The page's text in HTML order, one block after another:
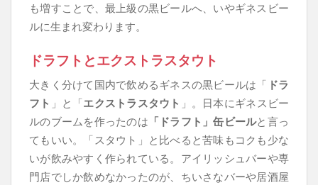
も増すことで、最上級の黒ビールへ、いやギネスビー
ルに生まれ変わります。
ドラフトとエクストラスタウト
大きく分けて国内で飲めるギネスの黒ビールは「 ドラ
フト 」と「エクストラスタウト 」。日本にギネスビー
ルのブームを作ったのは 「ドラフト」缶ビールと言っ
てもいい。「スタウト」と比べると苦味もコクも少な
いが飲みやすく作られている。アイリッシュバーや専
門店でしか飲めなかったのが、ちいさなバーや居酒屋